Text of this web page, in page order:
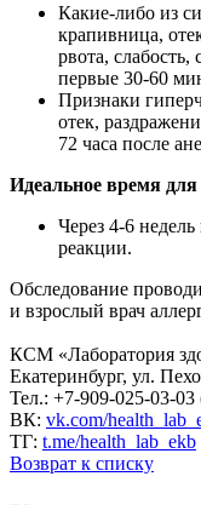
Какие-либо из
крапивница,
рвота,
первые 30-60
Признаки
отек,
72 часа после
Идеальное время для
Через 4-6
реакции.
Обследование
и взрослый врач
КСМ «Лаборатория
Екатеринбург, ул.
Тел.: +7-909-025-03-
ВК: vk.com/
ТГ: t.me/health_lab_ekb
Возврат к списку